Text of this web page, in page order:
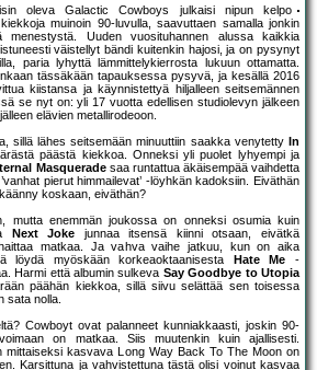
oleva Galactic Cowboys julkaisi nipun kelpo
muinoin 90-luvulla, saavuttaen samalla jonkin
menestystä. Uuden vuosituhannen alussa kaikkia
väistellyt bändi kuitenkin hajosi, ja on pysynyt
paria lyhyttä lämmittelykierrosta lukuun ottamatta.
tässäkään tapauksessa pysyvä, ja kesällä 2016
kiistansa ja käynnistettyä hiljalleen seitsemännen
se nyt on: yli 17 vuotta edellisen studiolevyn jälkeen
elävien metallirodeoon.
sillä lähes seitsemään minuuttiin saakka venytetty In
päästä kiekkoa. Onneksi yli puolet lyhyempi ja
Masqueradesaa runtattua äkäisempää vaihdetta
pierut himmailevat’ -löyhkän kadoksiin. Eiväthän
koskaan, eiväthän?
mutta enemmän joukossa on onneksi osumia kuin
Next Joke junnaa itsensä kiinni otsaan, eivätkä
matkaa. Ja vahva vaihe jatkuu, kun on aika
myöskään korkeaoktaanisesta Hate Me -
Harmi että albumin sulkeva Say Goodbye to Utopia
päähän kiekkoa, sillä siivu selättää sen toisessa
sata nolla.
Cowboyt ovat palanneet kunniakkaasti, joskin 90-
on matkaa. Siis muutenkin kuin ajallisesti.
mittaiseksi kasvava Long Way Back To The Moon on
Karsittuna ja vahvistettuna tästä olisi voinut kasvaa